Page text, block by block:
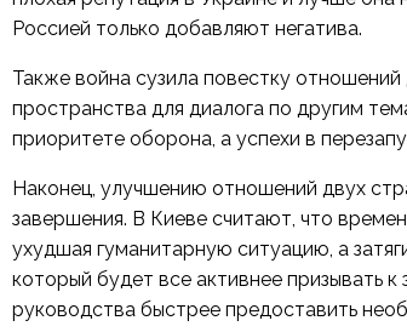
Россией только добавляют негатива.
Также война сузила повестку
пространства для диалога по другим
приоритете оборона, а успехи в
Наконец, улучшению отношений двух
завершения. В Киеве считают, что
ухудшая гуманитарную ситуацию, а
который будет все активнее призывать
руководства быстрее предоставить